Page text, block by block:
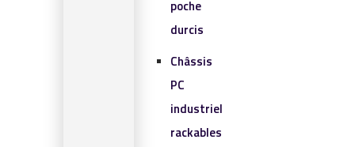
poche
durcis
Châssis
PC
industriel
rackables​